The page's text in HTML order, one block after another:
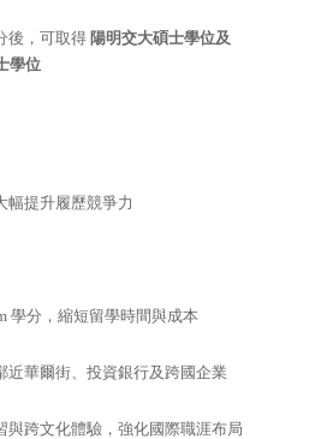
後，可取得 陽明交大碩士學位及
學位
幅提升履歷競爭力
學分，縮短留學時間與成本
近華爾街、投資銀行及跨國企業
與跨文化體驗，強化國際職涯布局